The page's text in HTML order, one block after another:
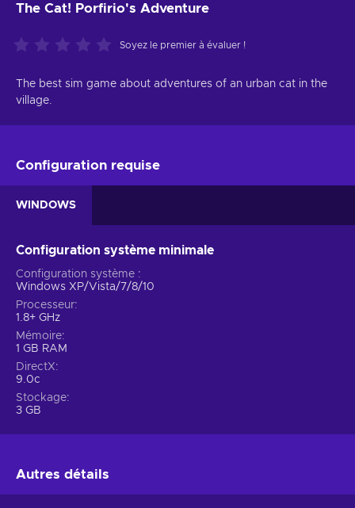
The Cat! Porfirio's Adventure
Soyez le premier à évaluer !
The best sim game about adventures of an urban cat in the
village.
Configuration requise
WINDOWS
Configuration système minimale
Configuration système
Windows XP/Vista/7/8/10
Processeur
1.8+ GHz
Mémoire
1 GB RAM
DirectX
9.0c
Stockage
3 GB
Autres détails